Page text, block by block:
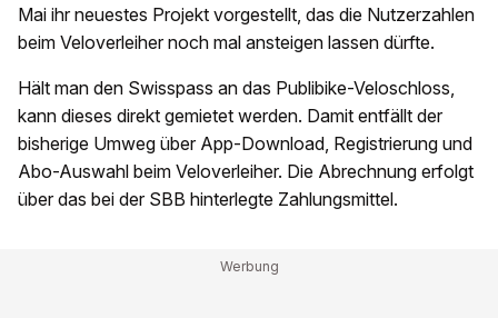
Mai ihr neuestes Projekt vorgestellt, das die Nutzerzahlen
beim Veloverleiher noch mal ansteigen lassen dürfte.
Hält man den Swisspass an das Publibike-Veloschloss,
kann dieses direkt gemietet werden. Damit entfällt der
bisherige Umweg über App-Download, Registrierung und
Abo-Auswahl beim Veloverleiher. Die Abrechnung erfolgt
über das bei der SBB hinterlegte Zahlungsmittel.